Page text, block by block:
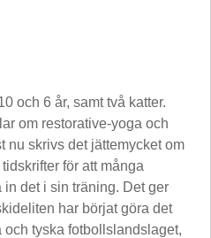
och 6 år, samt två katter.
om restorative-yoga och
nu skrivs det jättemycket om
för att många
det i sin träning. Det ger
har börjat göra det
tyska fotbollslandslaget,